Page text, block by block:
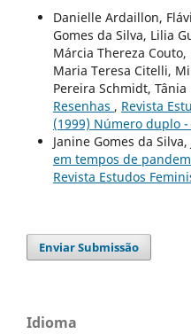
Danielle Ardaillon,
Gomes da Silva, Lilia
Márcia Thereza
Maria Teresa Citelli,
Pereira Schmidt,
Resenhas , Revista
(1999) Número duplo
Janine Gomes da
em tempos de
Revista Estudos
Enviar Submissão
Idioma